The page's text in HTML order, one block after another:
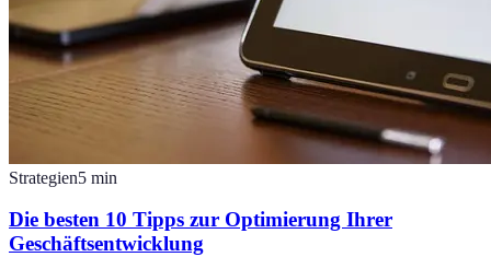
Strategien5 min
Die besten 10 Tipps zur Optimierung Ihrer
Geschäftsentwicklung